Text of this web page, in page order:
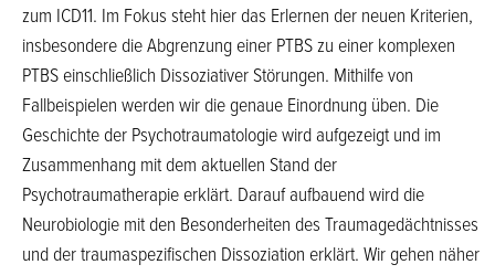
zum ICD11. Im Fokus steht hier das Erlernen der neuen Kriterien,
insbesondere die Abgrenzung einer PTBS zu einer komplexen
PTBS einschließlich Dissoziativer Störungen. Mithilfe von
Fallbeispielen werden wir die genaue Einordnung üben. Die
Geschichte der Psychotraumatologie wird aufgezeigt und im
Zusammenhang mit dem aktuellen Stand der
Psychotraumatherapie erklärt. Darauf aufbauend wird die
Neurobiologie mit den Besonderheiten des Traumagedächtnisses
und der traumaspezifischen Dissoziation erklärt. Wir gehen näher